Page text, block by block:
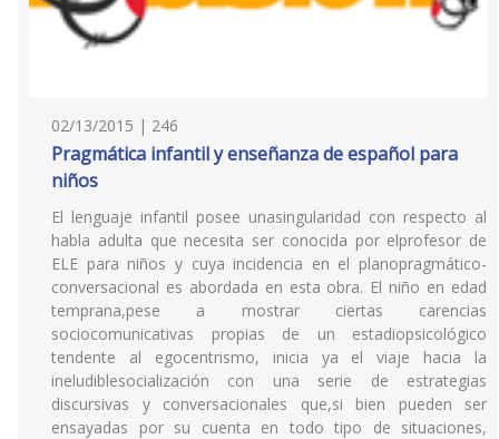
02/13/2015 | 246
Pragmática infantil y enseñanza de español para
niños
El lenguaje infantil posee unasingularidad con respecto al
habla adulta que necesita ser conocida por elprofesor de
ELE para niños y cuya incidencia en el planopragmático-
conversacional es abordada en esta obra. El niño en edad
temprana,pese a mostrar ciertas carencias
sociocomunicativas propias de un estadiopsicológico
tendente al egocentrismo, inicia ya el viaje hacia la
ineludiblesocialización con una serie de estrategias
discursivas y conversacionales que,si bien pueden ser
ensayadas por su cuenta en todo tipo de situaciones,